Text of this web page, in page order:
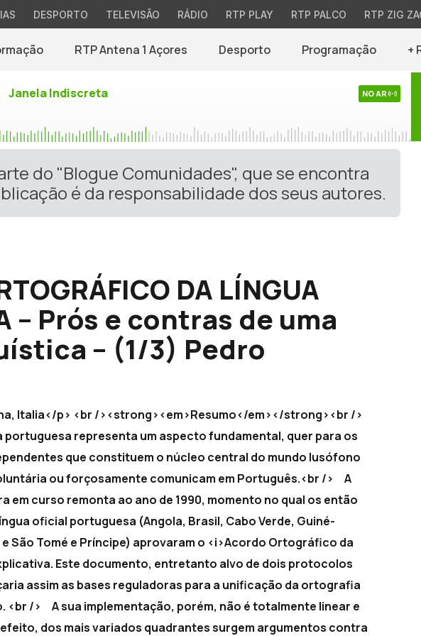
DESPORTO TELEVISÃO RÁDIO RTP PLAY RTP PALCO RTP ZIG
RTP Antena 1 Açores Desporto Programação +
Janela Indiscreta NO AR
do "Blogue Comunidades", que se encontra
é da responsabilidade dos seus autores.
DA LÍNGUA
– Prós e contras de uma
– (1/3) Pedro
Italia</p> <br /><strong><em>Resumo</em></strong><br />
representa um aspecto fundamental, quer para os
que constituem o núcleo central do mundo lusófono
ou forçosamente comunicam em Português.<br /> A
curso remonta ao ano de 1990, momento no qual os então
oficial portuguesa (Angola, Brasil, Cabo Verde, Guiné-
São Tomé e Príncipe) aprovaram o <i>Acordo Ortográfico da
Este documento, entretanto alvo de dois protocolos
assim as bases reguladoras para a unificação da ortografia
<br /> A sua implementação, porém, não é totalmente linear e
dos mais variados quadrantes surgem argumentos contra